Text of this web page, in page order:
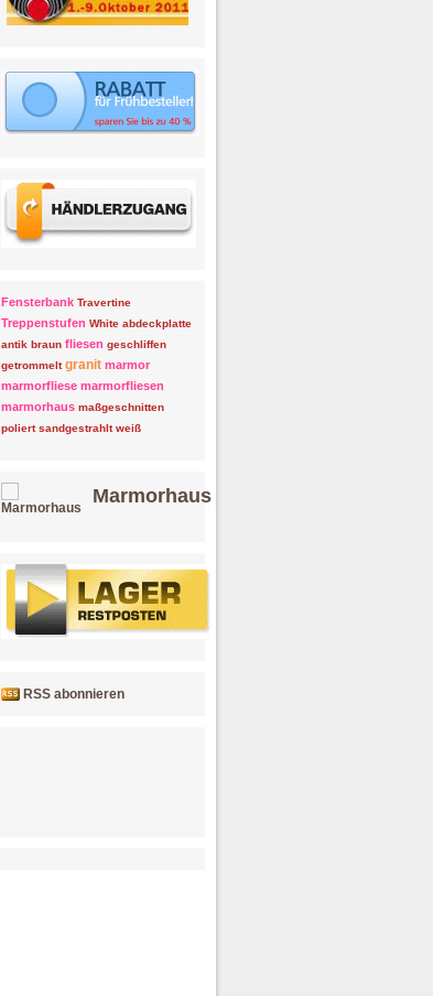
Fensterbank Travertine
Treppenstufen White abdeckplatte
antik braun fliesen geschliffen
getrommelt granit marmor
marmorfliese marmorfliesen
marmorhaus maßgeschnitten
poliert sandgestrahlt weiß
Marmorhaus
RSS abonnieren